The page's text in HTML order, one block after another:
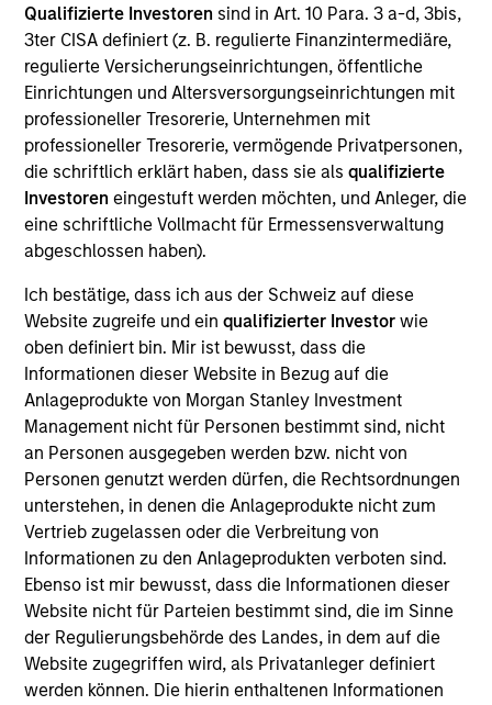
Qualifizierte Investoren sind in Art. 10 Para. 3 a-d, 3bis,
3ter CISA definiert (z. B. regulierte Finanzintermediäre,
regulierte Versicherungseinrichtungen, öffentliche
Einrichtungen und Altersversorgungseinrichtungen mit
professioneller Tresorerie, Unternehmen mit
professioneller Tresorerie, vermögende Privatpersonen,
die schriftlich erklärt haben, dass sie alsqualifizierte
Investoren eingestuft werden möchten, und Anleger, die
eine schriftliche Vollmacht für Ermessensverwaltung
abgeschlossen haben).
Ich bestätige, dass ich aus der Schweiz auf diese
Website zugreife und ein qualifizierter Investor wie
oben definiert bin. Mir ist bewusst, dass die
Informationen dieser Website in Bezug auf die
Anlageprodukte von Morgan Stanley Investment
Management nicht für Personen bestimmt sind, nicht
an Personen ausgegeben werden bzw. nicht von
Personen genutzt werden dürfen, die Rechtsordnungen
unterstehen, in denen die Anlageprodukte nicht zum
Vertrieb zugelassen oder die Verbreitung von
Informationen zu den Anlageprodukten verboten sind.
Ebenso ist mir bewusst, dass die Informationen dieser
Website nicht für Parteien bestimmt sind, die im Sinne
der Regulierungsbehörde des Landes, in dem auf die
Website zugegriffen wird, als Privatanleger definiert
werden können. Die hierin enthaltenen Informationen
Produkte
CashInvest by Morgan Stanley
Explore More
Kontakt
Overview
Expertise
We help treasury professionals and other
clients navigate the ever-evolving cash
management landscape through a
combination of expertise, resources and
strategies.